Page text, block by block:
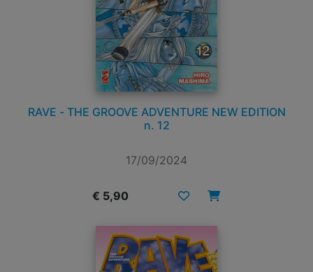
RAVE - THE GROOVE ADVENTURE NEW EDITION
n. 12
17/09/2024
€ 5,90